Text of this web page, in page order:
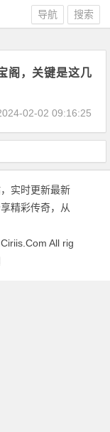
搜索
导航
阁，关键是这几
02-02 09:16:25
实时更新最新
精彩传奇，从
All rig